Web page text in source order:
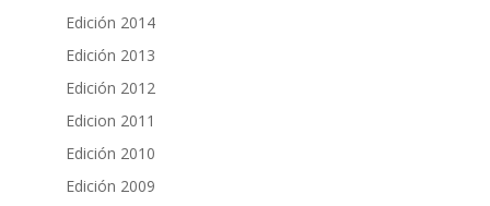
Edición 2014
Edición 2013
Edición 2012
Edicion 2011
Edición 2010
Edición 2009